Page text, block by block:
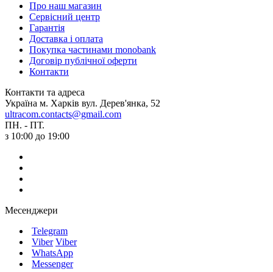
Про наш магазин
Сервісний центр
Гарантія
Доставка і оплата
Покупка частинами monobank
Договір публічної оферти
Контакти
Контакти та адреса
Україна м. Харків вул. Дерев'янка, 52
ultracom.contacts@gmail.com
ПН. - ПТ.
з 10:00 до 19:00
Месенджери
Telegram
Viber Viber
WhatsApp
Messenger